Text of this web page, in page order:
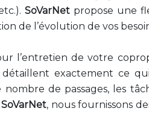
SoVarNet propose une
de l’évolution de vos
l’entretien de votre
exactement ce
de passages, les
SoVarNet, nous fournissons